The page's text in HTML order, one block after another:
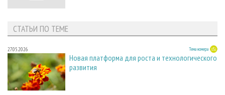
СТАТЬИ ПО ТЕМЕ
27.05.2026 Тема номера
Новая платформа для роста и технологического
развития